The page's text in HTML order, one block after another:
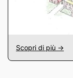
Scopri di più ->